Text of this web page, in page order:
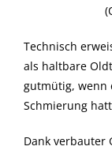
Technisch
als haltbare
gutmütig, wenn
Schmierung
Dank verbauter